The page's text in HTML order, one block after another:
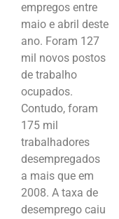
empregos entre
maio e abril deste
ano. Foram 127
mil novos postos
de trabalho
ocupados.
Contudo, foram
175 mil
trabalhadores
desempregados
a mais que em
2008. A taxa de
desemprego caiu